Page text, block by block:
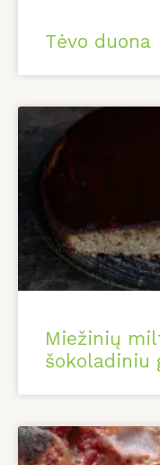
Tėvo duona
Miežinių
šokoladiniu